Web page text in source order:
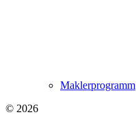
Maklerprogramm
© 2026